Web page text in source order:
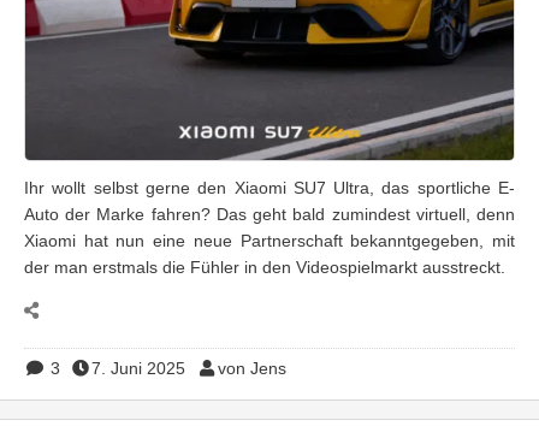
Ihr wollt selbst gerne den Xiaomi SU7 Ultra, das sportliche E-
Auto der Marke fahren? Das geht bald zumindest virtuell, denn
Xiaomi hat nun eine neue Partnerschaft bekanntgegeben, mit
der man erstmals die Fühler in den Videospielmarkt ausstreckt.
3 7. Juni 2025 von Jens